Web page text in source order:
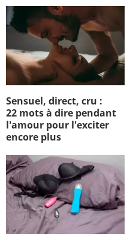
Sensuel, direct, cru :
22 mots à dire pendant
l'amour pour l'exciter
encore plus